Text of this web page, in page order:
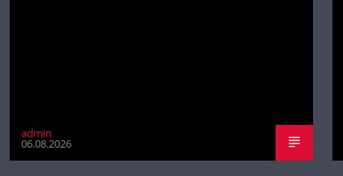
admin
06.08.2026